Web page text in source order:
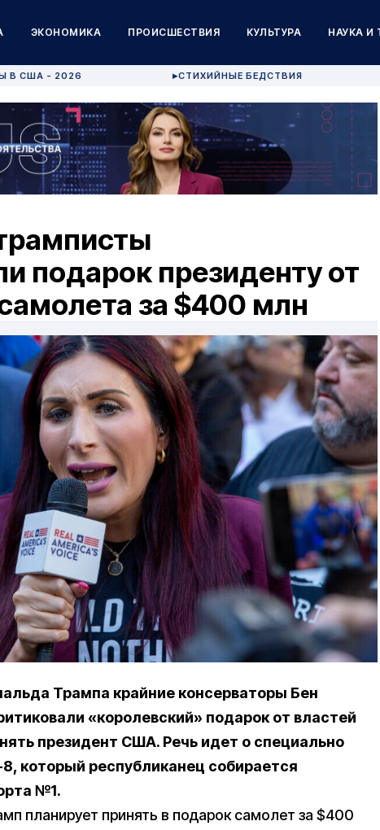
ЭКОНОМИКА ПРОИСШЕСТВИЯ КУЛЬТУРА НАУКА И
В США - 2026 ▶СТИХИЙНЫЕ БЕДСТВИЯ
подарок президенту от
за $400 млн
Трампа крайние консерваторы Бен
«королевский» подарок от властей
президент США. Речь идет о специально
который республиканец собирается
№1.
планирует принять в подарок самолет за $400